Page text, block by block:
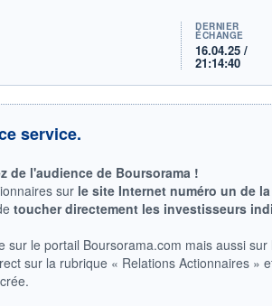
DERNIER
ÉCHANGE
16.04.25 /
21:14:40
service.
de l'audience de Boursorama !
sur le site Internet numéro un de
toucher directement les investisseurs
sur le portail Boursorama.com mais aussi sur
sur la rubrique « Relations Actionnaires »